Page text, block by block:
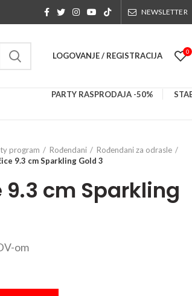
NEWSLETTER
LOGOVANJE / REGISTRACIJA 0
PARTY RASPRODAJA -50%
program Rođendani
Rođendani za odrasle
9.3 cm Sparkling Gold 3
9.3 cm Sparkling
om